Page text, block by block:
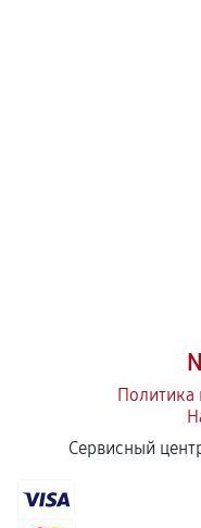
Политика
Сервисный